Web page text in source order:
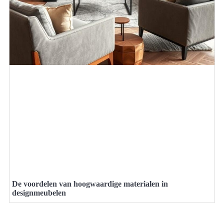
De voordelen van hoogwaardige materialen in
designmeubelen